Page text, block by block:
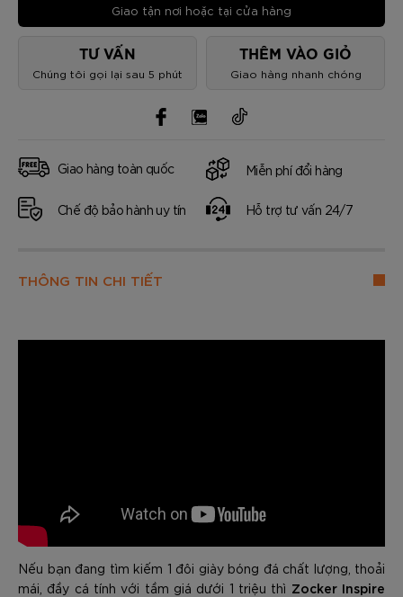
Giao tận nơi hoặc tại cửa hàng
TƯ VẤN
Chúng tôi gọi lại sau 5 phút
THÊM VÀO GIỎ
Giao hàng nhanh chóng
Giao hàng toàn quốc Miễn phí đổi hàng
Chế độ bảo hành uy tín Hỗ trợ tư vấn 24/7
THÔNG TIN CHI TIẾT
Nếu bạn đang tìm kiếm 1 đôi giày bóng đá chất lượng, thoải
mái, đầy cá tính với tầm giá dưới 1 triệu thì Zocker Inspire